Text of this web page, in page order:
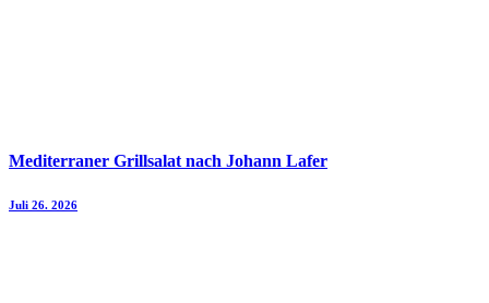
Mediterraner Grillsalat nach Johann Lafer
Juli 26. 2026